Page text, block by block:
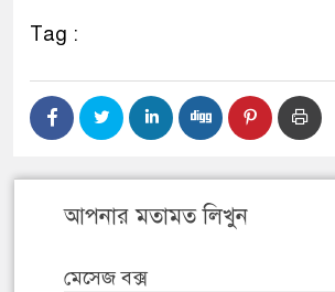
Tag :
আপনার মতামত লিখুন
মেসেজ বক্স